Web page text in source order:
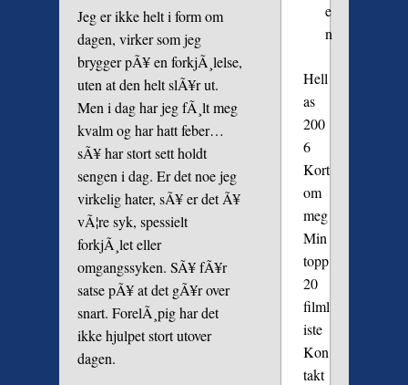
Jeg er ikke helt i form om
dagen, virker som jeg
brygger pÃ¥ en forkjÃ¸lelse,
uten at den helt slÃ¥r ut.
Men i dag har jeg fÃ¸lt meg
kvalm og har hatt feber…
sÃ¥ har stort sett holdt
sengen i dag. Er det noe jeg
virkelig hater, sÃ¥ er det Ã¥
vÃ¦re syk, spessielt
forkjÃ¸let eller
omgangssyken. SÃ¥ fÃ¥r
satse pÃ¥ at det gÃ¥r over
snart. ForelÃ¸pig har det
ikke hjulpet stort utover
dagen.
e
n
Hell
as
200
6
Kort
om
meg
Min
topp
20
filml
iste
Kon
takt